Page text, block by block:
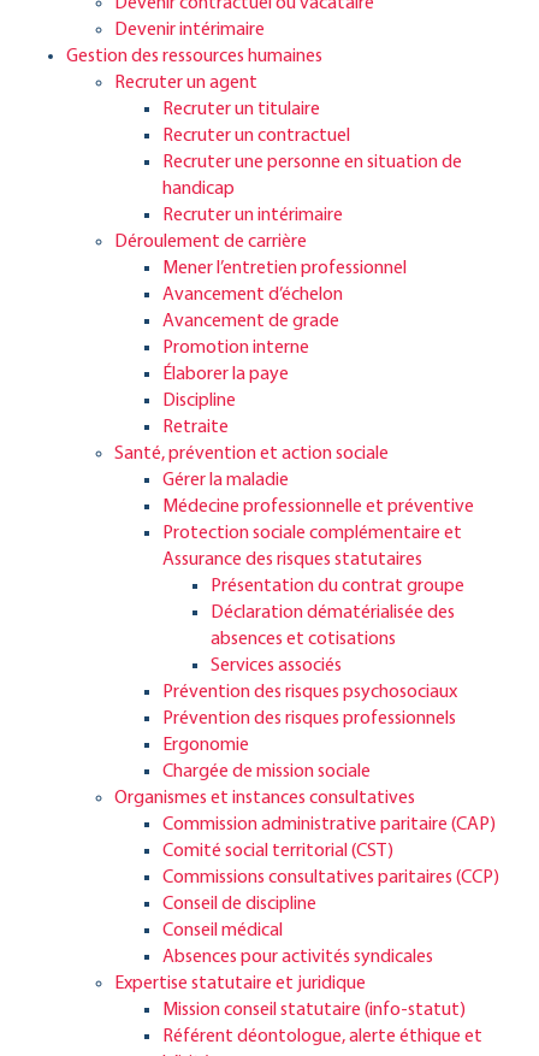
Devenir intérimaire
Gestion des ressources humaines
Recruter un agent
Recruter un titulaire
Recruter un contractuel
Recruter une personne en situation de
handicap
Recruter un intérimaire
Déroulement de carrière
Mener l’entretien professionnel
Avancement d’échelon
Avancement de grade
Promotion interne
Élaborer la paye
Discipline
Retraite
Santé, prévention et action sociale
Gérer la maladie
Médecine professionnelle et préventive
Protection sociale complémentaire et
Assurance des risques statutaires
Présentation du contrat groupe
Déclaration dématérialisée des
absences et cotisations
Services associés
Prévention des risques psychosociaux
Prévention des risques professionnels
Ergonomie
Chargée de mission sociale
Organismes et instances consultatives
Commission administrative paritaire (CAP)
Comité social territorial (CST)
Commissions consultatives paritaires (CCP)
Conseil de discipline
Conseil médical
Absences pour activités syndicales
Expertise statutaire et juridique
Mission conseil statutaire (info-statut)
Référent déontologue, alerte éthique et